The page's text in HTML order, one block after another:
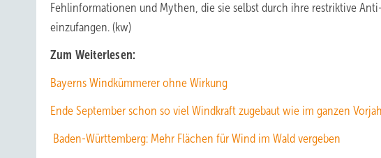
Fehlinformationen und Mythen, die sie selbst durch ihre restriktive
einzufangen. (kw)
Zum Weiterlesen:
Bayerns Windkümmerer ohne Wirkung
Ende September schon so viel Windkraft zugebaut wie im ganzen
Baden-Württemberg: Mehr Flächen für Wind im Wald vergeben